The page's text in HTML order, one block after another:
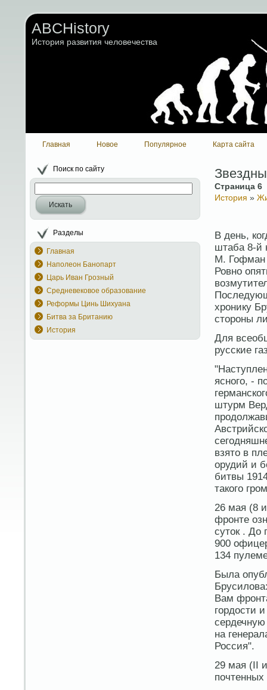
ABCHistory
История развития человечества
Главная Новое Популярное Карта сайта
Поиск по сайту
Искать
Разделы
Главная
Наполеон Банопарт
Царь Иван Грозный
Средневековое образование
Реформы Цинь Шихуана
Битва за Британию
История
Страница 6
История »
В день,
штаба 8-й
М. Гофман
Ровно
хронику
стороны
Для
русские
ясного, -
штурм
взято в
орудий и
битвы
такого
26 мая (8
фронте
суток . До
900
134
Была
Вам
гордости
сердечную
на
Россия".
29 мая (II